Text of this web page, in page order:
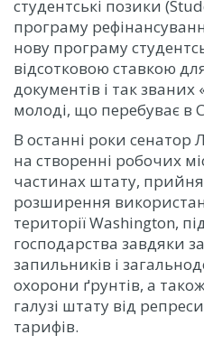
студентські позики
програму
нову програму
відсотковою ставкою
документів і так
молоді, що перебуває в
В останні роки сенатор
на створенні робочих
частинах штату,
розширення
території Washington,
господарства завдяки
запильників і
охорони ґрунтів, а
галузі штату від
тарифів.